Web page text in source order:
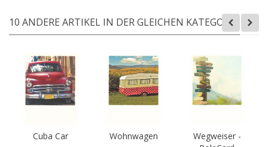
10 ANDERE ARTIKEL IN DER GLEICHEN KATEGORIE:
Cuba Car Wohnwagen
Wegweiser -